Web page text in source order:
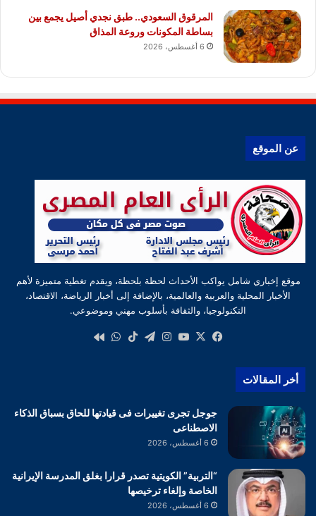
المرقوق السعودي.. طبق نجدي أصيل يجمع بين
بساطة المكونات وروعة المذاق
6 أغسطس، 2026
عن الموقع
موقع إخباري شامل يواكب الأحداث لحظة بلحظة، ويقدم تغطية متميزة لأهم
الأخبار المحلية والعربية والعالمية، بالإضافة إلى أخبار الرياضة، الاقتصاد،
التكنولوجيا، والثقافة بأسلوب مهني وموضوعي.
فيسبوك
‫X
‫YouTube
انستقرام
تيلقرام‫TikTokواتساب
أخر المقالات
جوجل تجرى تغييرات فى قيادتها للحاق بسباق الذكاء
الاصطناعى
6 أغسطس، 2026
“التربية” الكويتية تصدر قرارا بغلق المدرسة الإيرانية
الخاصة وإلغاء ترخيصها
6 أغسطس، 2026